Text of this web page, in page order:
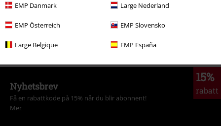
EMP Danmark Large Nederland
EMP Österreich EMP Slovensko
Large Belgique EMP España
15%
rabatt
Nyhetsbrev
Få en rabattkode på 15% når du blir abonnent!
Mer